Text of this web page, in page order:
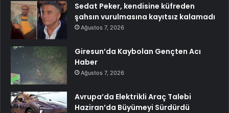
Sedat Peker, kendisine küfreden
şahsın vurulmasına kayıtsız kalamadı
Ağustos 7, 2026
Giresun’da Kaybolan Gençten Acı
Haber
Ağustos 7, 2026
Avrupa’da Elektrikli Araç Talebi
Haziran’da Büyümeyi Sürdürdü